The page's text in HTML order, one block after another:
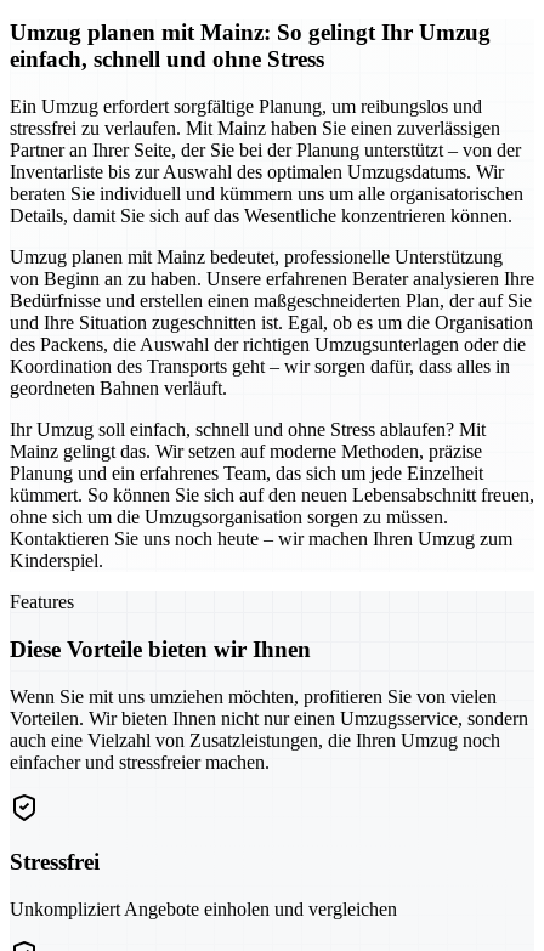
Umzug planen mit Mainz: So gelingt Ihr Umzug
einfach, schnell und ohne Stress
Ein Umzug erfordert sorgfältige Planung, um reibungslos und
stressfrei zu verlaufen. Mit Mainz haben Sie einen zuverlässigen
Partner an Ihrer Seite, der Sie bei der Planung unterstützt – von der
Inventarliste bis zur Auswahl des optimalen Umzugsdatums. Wir
beraten Sie individuell und kümmern uns um alle organisatorischen
Details, damit Sie sich auf das Wesentliche konzentrieren können.
Umzug planen mit Mainz bedeutet, professionelle Unterstützung
von Beginn an zu haben. Unsere erfahrenen Berater analysieren Ihre
Bedürfnisse und erstellen einen maßgeschneiderten Plan, der auf Sie
und Ihre Situation zugeschnitten ist. Egal, ob es um die Organisation
des Packens, die Auswahl der richtigen Umzugsunterlagen oder die
Koordination des Transports geht – wir sorgen dafür, dass alles in
geordneten Bahnen verläuft.
Ihr Umzug soll einfach, schnell und ohne Stress ablaufen? Mit
Mainz gelingt das. Wir setzen auf moderne Methoden, präzise
Planung und ein erfahrenes Team, das sich um jede Einzelheit
kümmert. So können Sie sich auf den neuen Lebensabschnitt freuen,
ohne sich um die Umzugsorganisation sorgen zu müssen.
Kontaktieren Sie uns noch heute – wir machen Ihren Umzug zum
Kinderspiel.
Features
Diese Vorteile bieten wir Ihnen
Wenn Sie mit uns umziehen möchten, profitieren Sie von vielen
Vorteilen. Wir bieten Ihnen nicht nur einen Umzugsservice, sondern
auch eine Vielzahl von Zusatzleistungen, die Ihren Umzug noch
einfacher und stressfreier machen.
Stressfrei
Unkompliziert Angebote einholen und vergleichen